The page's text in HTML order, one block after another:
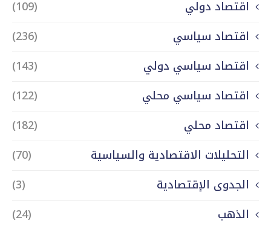
اقتصاد دولي
(109)
اقتصاد سياسي
(236)
اقتصاد سياسي دولي
(143)
اقتصاد سياسي محلي
(122)
اقتصاد محلي
(182)
التحليلات الاقتصادية والسياسية
(70)
الجدوى الإقتصادية
(3)
الذهب
(24)